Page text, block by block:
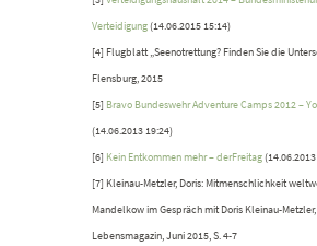
Verteidigung(14.06.2015 15:14)
[4] Flugblatt „Seenotrettung? Finden Sie die
Flensburg, 2015
[5] Bravo Bundeswehr Adventure Camps 2012 –
(14.06.2013 19:24)
[6] Kein Entkommen mehr – derFreitag
[7] Kleinau-Metzler, Doris: Mitmenschlichkeit
Mandelkow im Gespräch mit Doris Kleinau-
Lebensmagazin, Juni 2015, S. 4-7